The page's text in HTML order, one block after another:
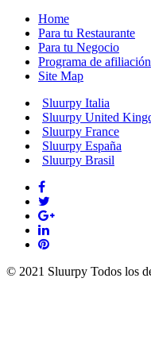
Home
Para tu Restaurante
Para tu Negocio
Programa de afiliación
Site Map
Sluurpy Italia
Sluurpy United
Sluurpy France
Sluurpy España
Sluurpy Brasil
© 2021 Sluurpy Todos los